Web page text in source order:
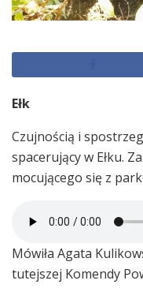
Ełk
Czujnością i
spacerujący w Ełku.
mocującego się z
Mówiła Agata
tutejszej Komendy